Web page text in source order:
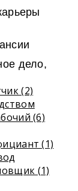
дело,
(2)
(6)
(1)
(1)